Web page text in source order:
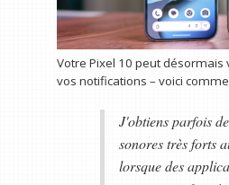
Votre Pixel 10 peut
vos notifications – voici
J'obtiens parfois
sonores très forts
lorsque des